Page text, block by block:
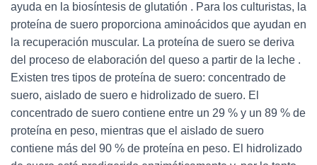
ayuda en la biosíntesis de glutatión . Para los culturistas, la
proteína de suero proporciona aminoácidos que ayudan en
la recuperación muscular. La proteína de suero se deriva
del proceso de elaboración del queso a partir de la leche .
Existen tres tipos de proteína de suero: concentrado de
suero, aislado de suero e hidrolizado de suero. El
concentrado de suero contiene entre un 29 % y un 89 % de
proteína en peso, mientras que el aislado de suero
contiene más del 90 % de proteína en peso. El hidrolizado